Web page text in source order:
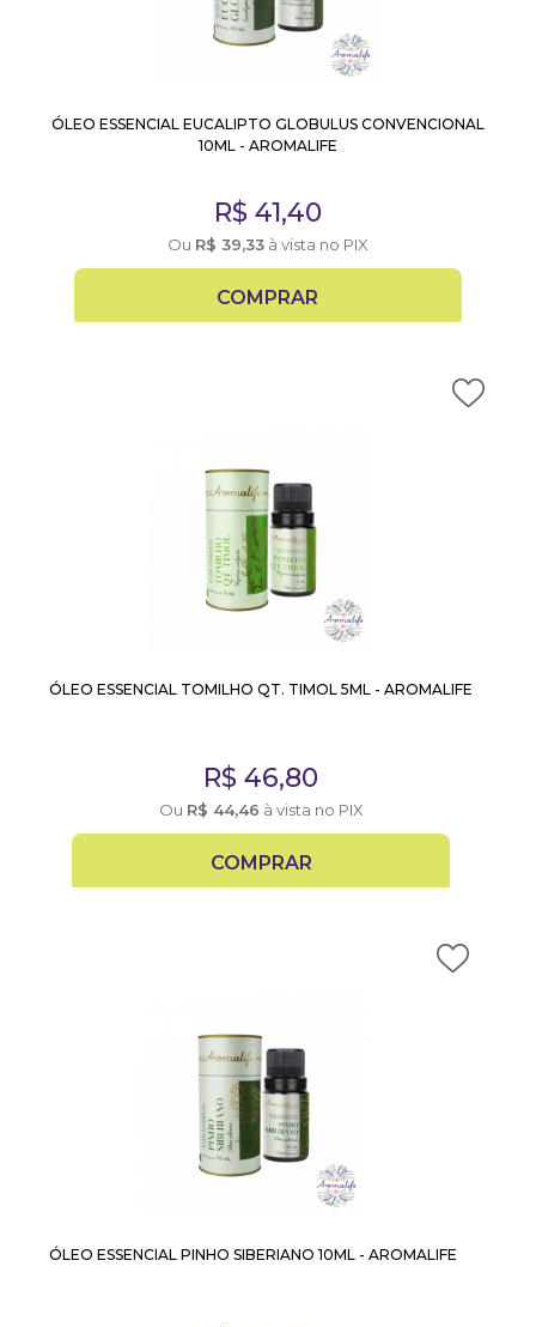
ÓLEO ESSENCIAL EUCALIPTO GLOBULUS CONVENCIONAL
10ML - AROMALIFE
R$ 41,40
Ou R$ 39,33 à vista no PIX
COMPRAR
ÓLEO ESSENCIAL TOMILHO QT. TIMOL 5ML - AROMALIFE
R$ 46,80
Ou R$ 44,46 à vista no PIX
COMPRAR
ÓLEO ESSENCIAL PINHO SIBERIANO 10ML - AROMALIFE